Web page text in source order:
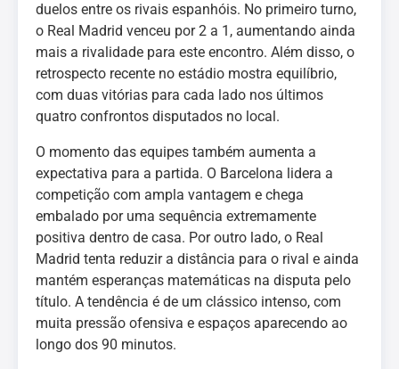
duelos entre os rivais espanhóis. No primeiro turno,
o Real Madrid venceu por 2 a 1, aumentando ainda
mais a rivalidade para este encontro. Além disso, o
retrospecto recente no estádio mostra equilíbrio,
com duas vitórias para cada lado nos últimos
quatro confrontos disputados no local.
O momento das equipes também aumenta a
expectativa para a partida. O Barcelona lidera a
competição com ampla vantagem e chega
embalado por uma sequência extremamente
positiva dentro de casa. Por outro lado, o Real
Madrid tenta reduzir a distância para o rival e ainda
mantém esperanças matemáticas na disputa pelo
título. A tendência é de um clássico intenso, com
muita pressão ofensiva e espaços aparecendo ao
longo dos 90 minutos.